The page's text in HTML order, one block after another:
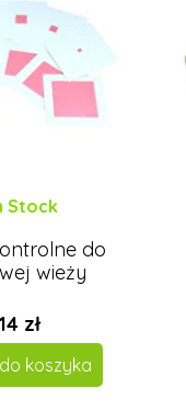
Stock
do
wieży
14 zł
koszyka